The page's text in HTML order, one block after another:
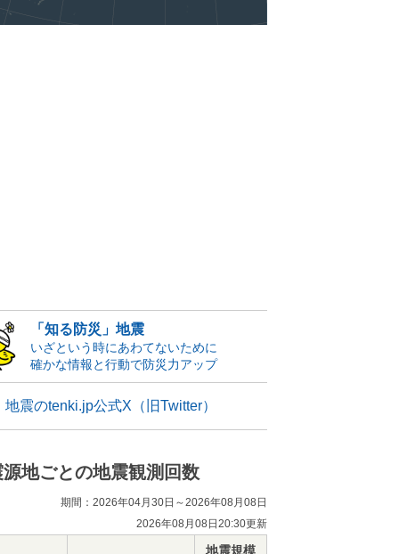
「知る防災」地震
いざという時にあわてないために
確かな情報と行動で防災力アップ
地震のtenki.jp公式X（旧Twitter）
源地ごとの地震観測回数
期間：2026年04月30日～2026年08月08日
2026年08月08日20:30更新
地震規模